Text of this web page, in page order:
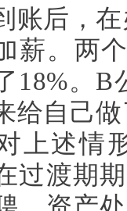
账后，
薪。两
18%。
给自己
上述情
过渡期